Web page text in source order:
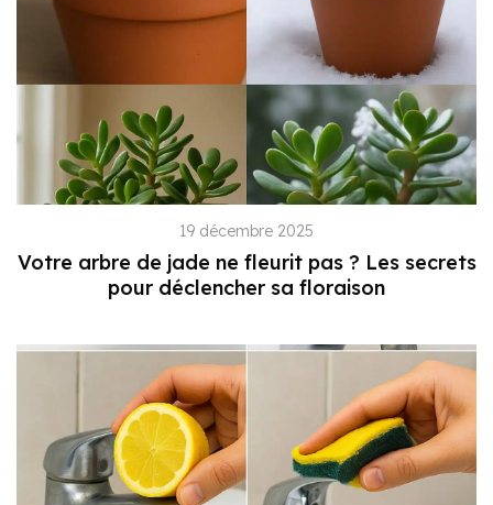
19 décembre 2025
Votre arbre de jade ne fleurit pas ? Les secrets
pour déclencher sa floraison